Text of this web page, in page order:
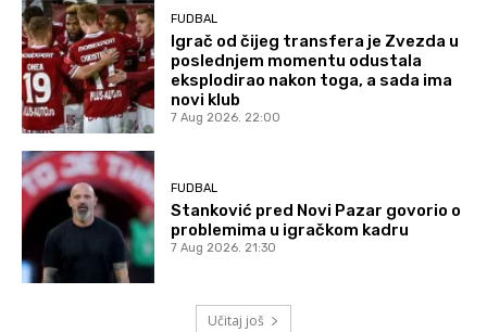
FUDBAL
Igrač od čijeg transfera je Zvezda u
poslednjem momentu odustala
eksplodirao nakon toga, a sada ima
novi klub
7 Aug 2026. 22:00
FUDBAL
Stanković pred Novi Pazar govorio o
problemima u igračkom kadru
7 Aug 2026. 21:30
Učitaj još